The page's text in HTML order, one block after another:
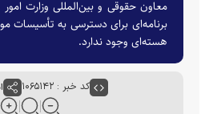
معاون حقوقی و بین‌المللی وزارت
برنامه‌ای برای دسترسی به تأسیسات
هسته‌ای وجود ندارد.
کد خبر : ۱۰۶۵۱۴۲